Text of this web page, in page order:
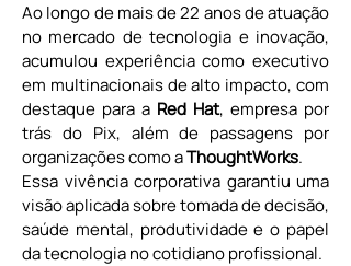
Ao longo de mais de 22 anos de atuação
no mercado de tecnologia e inovação,
acumulou experiência como executivo
em multinacionais de alto impacto, com
destaque para a Red Hat, empresa por
trás do Pix, além de passagens por
organizações como a ThoughtWorks.
Essa vivência corporativa garantiu uma
visão aplicada sobre tomada de decisão,
saúde mental, produtividade e o papel
da tecnologia no cotidiano profissional.